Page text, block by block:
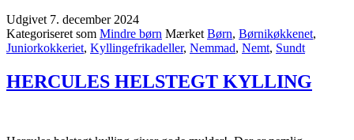
Udgivet 7. december 2024
Kategoriseret som Mindre børn Mærket Børn, Børnikøkkenet,
Juniorkokkeriet, Kyllingefrikadeller, Nemmad, Nemt, Sundt
HERCULES HELSTEGT KYLLING